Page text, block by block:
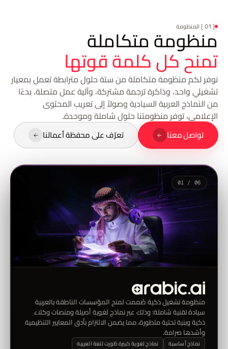
[ 01 ] المنظومة
منظومة متكاملة
تمنح كل كلمة قوتها
نوفر لكم منظومة متكاملة من ستة حلول مترابطة تعمل بمعيار
تشغيلي واحد، وذاكرة ترجمة مشتركة، وآلية عمل متصلة. بدءًا
من النماذج العربية السيادية وصولاً إلى تعريب المحتوى
الإعلامي، توفر منظومتنا حلول شاملة وموحدة.
تواصل معنا تعرّف على محفظة أعمالنا
01 / 06
منظومة تشغيل ذكية صُممت لمنح المؤسسات الناطقة بالعربية
سيادة تقنية شاملة؛ وذلك عبر نماذج لغوية أصيلة ومنصات وكلاء
ذكية وبنية تحتية متطورة، مما يضمن الالتزام بأدق المعايير التنظيمية
وأشدها صرامة.
نماذج أساسية
نماذج لغوية كبيرة طُورت للغة العربية